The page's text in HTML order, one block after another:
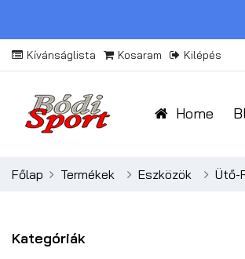
Kívánságlista Kosaram Kilépés
Home
Főlap Termékek Eszközök Ütő-
Kategóriák